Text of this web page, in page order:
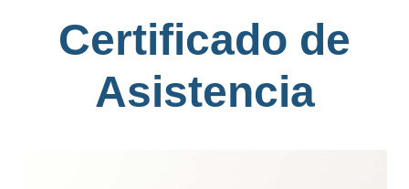
Certificado de
Asistencia